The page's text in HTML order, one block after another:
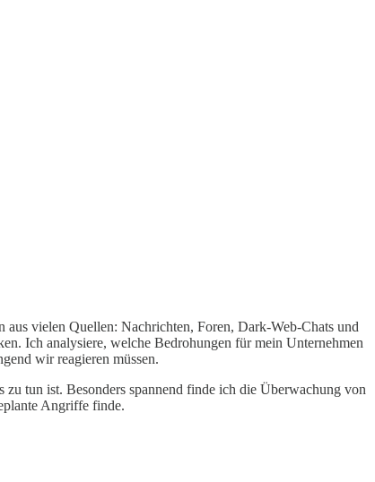
vielen Quellen: Nachrichten, Foren, Dark-Web-Chats und
Ich analysiere, welche Bedrohungen für mein Unternehmen
wir reagieren müssen.
tun ist. Besonders spannend finde ich die Überwachung von
Angriffe finde.